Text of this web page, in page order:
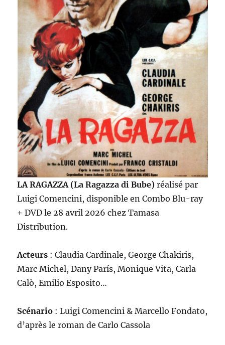
LA RAGAZZA (La Ragazza di Bube)réalisé par
Luigi Comencini, disponible en Combo Blu-ray
+ DVD le 28 avril 2026 chez Tamasa
Distribution.
Acteurs : Claudia Cardinale, George Chakiris,
Marc Michel, Dany París, Monique Vita, Carla
Calò, Emilio Esposito…
Scénario : Luigi Comencini & Marcello Fondato,
d’après le roman de Carlo Cassola